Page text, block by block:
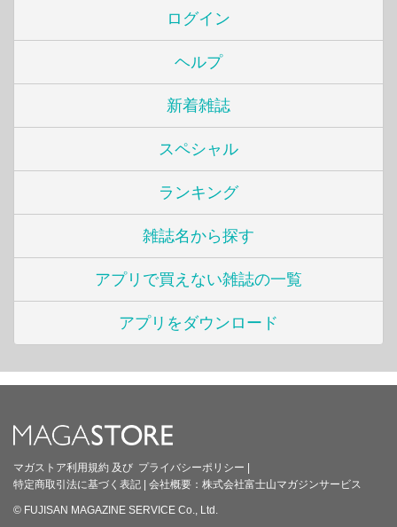
ログイン
ヘルプ
新着雑誌
スペシャル
ランキング
雑誌名から探す
アプリで買えない雑誌の一覧
アプリをダウンロード
マガストア利用規約 及び プライバシーポリシー |
特定商取引法に基づく表記 | 会社概要： 株式会社富士山マガジンサービス
© FUJISAN MAGAZINE SERVICE Co., Ltd.